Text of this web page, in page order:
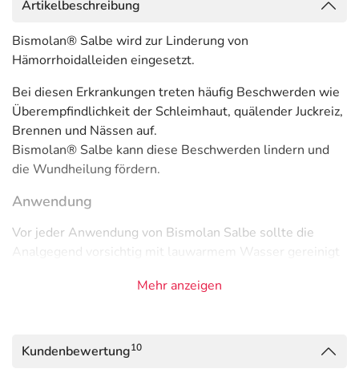
Artikelbeschreibung
Bismolan® Salbe wird zur Linderung von
Hämorrhoidalleiden eingesetzt.
Bei diesen Erkrankungen treten häufig Beschwerden wie
Überempfindlichkeit der Schleimhaut, quälender Juckreiz,
Brennen und Nässen auf.
Bismolan® Salbe kann diese Beschwerden lindern und
die Wundheilung fördern.
Anwendung
Vor jeder Anwendung von Bismolan Salbe sollte die
Analgegend vorsichtig mit lauwarmem Wasser gereinigt
aufzutragen. Eine leichte Salbenmassage begünstigt die
Rückbildung der Hämorrhoiden.
Mehr anzeigen
Kundenbewertung10